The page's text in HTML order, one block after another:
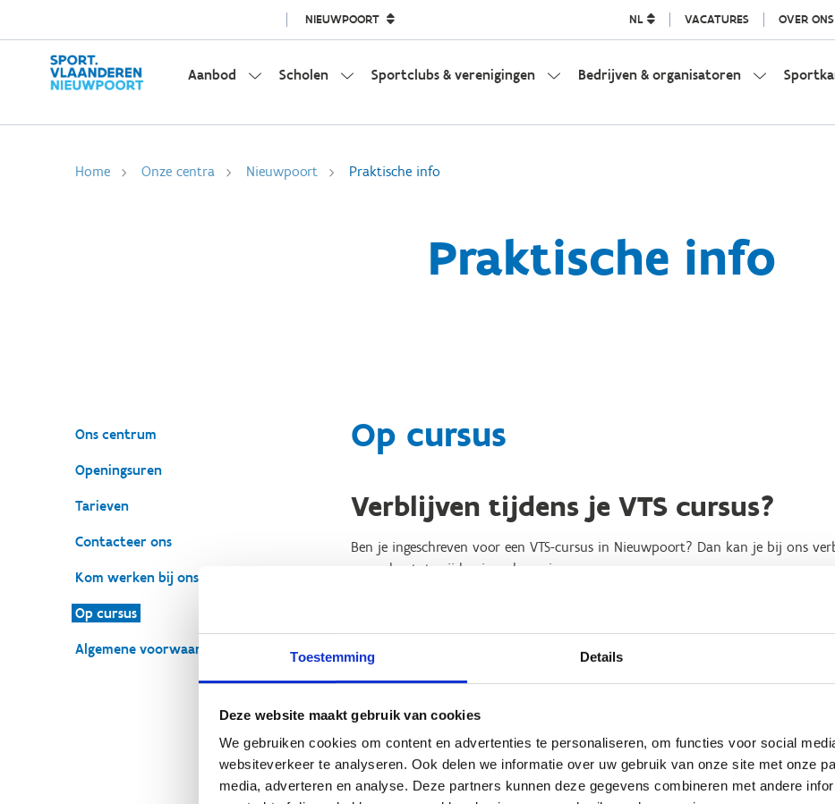
Toestemming Details
Deze website maakt gebruik van cookies
We gebruiken cookies om content en advertenties te personaliseren, om functies voor social
websiteverkeer te analyseren. Ook delen we informatie over uw gebruik van onze site met onze
media, adverteren en analyse. Deze partners kunnen deze gegevens combineren met andere
NIEUWPOORT NL VACATURES OVER ONS
Aanbod Scholen Sportclubs & verenigingen Bedrijven & organisatoren
Home Onze centra Nieuwpoort Praktische info
Praktische info
Ons centrum
Openingsuren
Tarieven
Contacteer ons
Kom werken bij ons
Op cursus
Algemene voorwaarden
Op cursus
Verblijven tijdens je VTS cursus?
Ben je ingeschreven voor een VTS-cursus in Nieuwpoort? Dan kan je bij ons
maandag tot vrijdag in vol pension.
In 2026 heeft de VTS-cursus zwaardboten plaats van 13/04 tot 17/04 en van
De VTS-cursus Windsurfen heeft plaats van 13/04 tot 17/04.
De plaatsen zijn beperkt, dus snel reserveren is de boodschap.
Inschrijven kan vanaf 1 februari.
Reserveer je verblijf